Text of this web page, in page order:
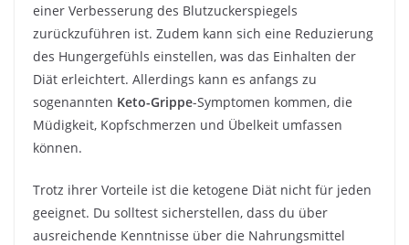
einer Verbesserung des Blutzuckerspiegels
zurückzuführen ist. Zudem kann sich eine Reduzierung
des Hungergefühls einstellen, was das Einhalten der
Diät erleichtert. Allerdings kann es anfangs zu
sogenannten Keto-Grippe-Symptomen kommen, die
Müdigkeit, Kopfschmerzen und Übelkeit umfassen
können.
Trotz ihrer Vorteile ist die ketogene Diät nicht für jeden
geeignet. Du solltest sicherstellen, dass du über
ausreichende Kenntnisse über die Nahrungsmittel